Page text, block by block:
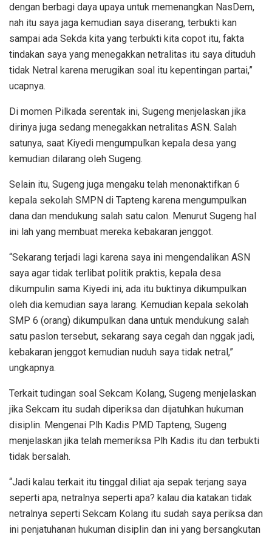
dengan berbagi daya upaya untuk memenangkan NasDem,
nah itu saya jaga kemudian saya diserang, terbukti kan
sampai ada Sekda kita yang terbukti kita copot itu, fakta
tindakan saya yang menegakkan netralitas itu saya dituduh
tidak Netral karena merugikan soal itu kepentingan partai,”
ucapnya.
Di momen Pilkada serentak ini, Sugeng menjelaskan jika
dirinya juga sedang menegakkan netralitas ASN. Salah
satunya, saat Kiyedi mengumpulkan kepala desa yang
kemudian dilarang oleh Sugeng.
Selain itu, Sugeng juga mengaku telah menonaktifkan 6
kepala sekolah SMPN di Tapteng karena mengumpulkan
dana dan mendukung salah satu calon. Menurut Sugeng hal
ini lah yang membuat mereka kebakaran jenggot.
“Sekarang terjadi lagi karena saya ini mengendalikan ASN
saya agar tidak terlibat politik praktis, kepala desa
dikumpulin sama Kiyedi ini, ada itu buktinya dikumpulkan
oleh dia kemudian saya larang. Kemudian kepala sekolah
SMP 6 (orang) dikumpulkan dana untuk mendukung salah
satu paslon tersebut, sekarang saya cegah dan nggak jadi,
kebakaran jenggot kemudian nuduh saya tidak netral,”
ungkapnya.
Terkait tudingan soal Sekcam Kolang, Sugeng menjelaskan
jika Sekcam itu sudah diperiksa dan dijatuhkan hukuman
disiplin. Mengenai Plh Kadis PMD Tapteng, Sugeng
menjelaskan jika telah memeriksa Plh Kadis itu dan terbukti
tidak bersalah.
“Jadi kalau terkait itu tinggal diliat aja sepak terjang saya
seperti apa, netralnya seperti apa? kalau dia katakan tidak
netralnya seperti Sekcam Kolang itu sudah saya periksa dan
ini penjatuhanan hukuman disiplin dan ini yang bersangkutan